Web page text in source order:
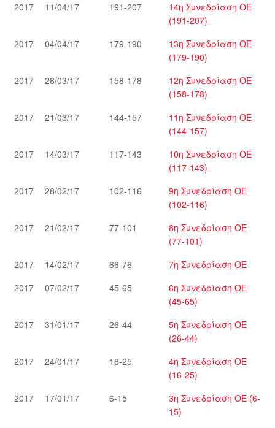
2017
11/04/17 191-207
14η Συνεδρίαση ΟΕ
(191-207)
2017
04/04/17 179-190
13η Συνεδρίαση ΟΕ
(179-190)
2017
28/03/17 158-178
12η Συνεδρίαση ΟΕ
(158-178)
2017
21/03/17 144-157
11η Συνεδρίαση ΟΕ
(144-157)
2017
14/03/17 117-143
10η Συνεδρίαση ΟΕ
(117-143)
2017
28/02/17 102-116
9η Συνεδρίαση ΟΕ
(102-116)
2017
21/02/17 77-101
8η Συνεδρίαση ΟΕ
(77-101)
2017
14/02/17 66-76
7η Συνεδρίαση ΟΕ
2017
07/02/17 45-65
6η Συνεδρίαση ΟΕ
(45-65)
2017
31/01/17 26-44
5η Συνεδρίαση ΟΕ
(26-44)
2017
24/01/17 16-25
4η Συνεδρίαση ΟΕ
(16-25)
2017
17/01/17 6-15
3η Συνεδρίαση ΟΕ (6-
15)